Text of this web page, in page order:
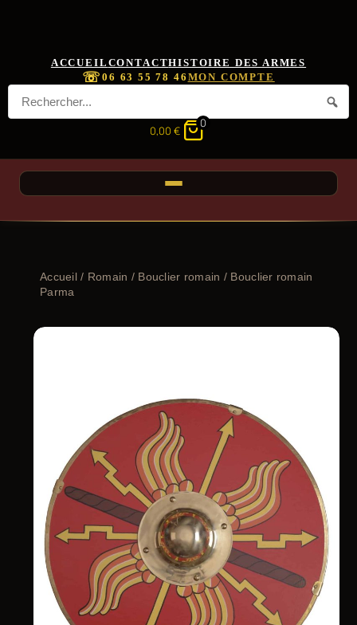
ACCUEIL CONTACTHISTOIRE DES ARMES
☏06 63 55 78 46 MON COMPTE
0,00 €
0
Accueil/ Romain / Bouclier romain / Bouclier romain
Parma